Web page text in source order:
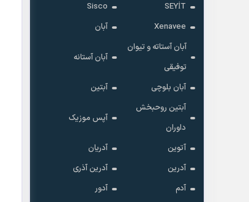
SEYİT
Sisco
Xenavee
آبان
آبان آستاته و تیوان
توفیقی
آبان آستانه
آبان بلوچی
آبتین
آبتین روحبخش
داوران
آپس موزیک
آتوین
آدریان
آدرین
آدرین آذری
آدم
آدور